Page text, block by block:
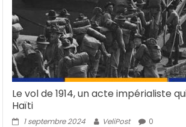
Le vol de 1914, un acte impérialiste
Haïti
1 septembre 2024 VeliPost 0